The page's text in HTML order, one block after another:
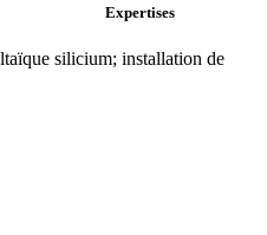
Expertises
silicium; installation de